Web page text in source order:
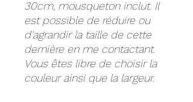
30cm, mousqueton inclut. Il
est possible de réduire ou
d'agrandir la taille de cette
dernière en me contactant.
Vous êtes libre de choisir la
couleur ainsi que la largeur.